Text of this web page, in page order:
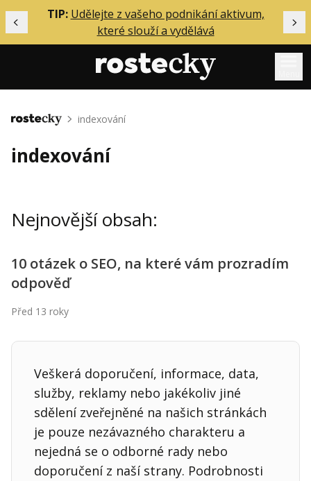
Předchozí
TIP: Udělejte z vašeho podnikání aktivum,
které slouží a vydělává
Mentoring
Solo
Inzerce
Přihlášení
Kontakt
Obchodní podmínky
Hledaná fráze Hledat
Domů indexování
indexování
Nejnovější obsah:
10 otázek o SEO, na které vám prozradím
odpověď
Před 13 roky
Veškerá doporučení, informace, data,
služby, reklamy nebo jakékoliv jiné
sdělení zveřejněné na našich stránkách
je pouze nezávazného charakteru a
nejedná se o odborné rady nebo
doporučení z naší strany. Podrobnosti